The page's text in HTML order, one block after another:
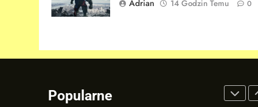
Adrian
14 Godzin Temu 0
Popularne
Nowe szczegoły o żonie
„AVENGERS: DOOMSDAY”!
pojawi się w serwisie..